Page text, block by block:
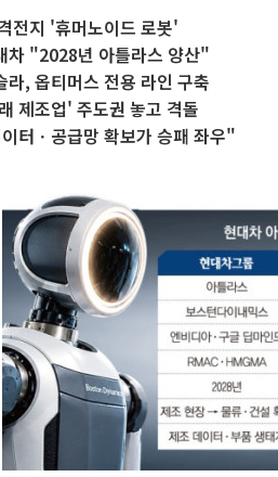
전지 '휴머노이드 로봇'
차 "2028년 아틀라스 양산"
라, 옵티머스 전용 라인 구축
제조업' 주도권 놓고 격돌
터ㆍ공급망 확보가 승패 좌우"